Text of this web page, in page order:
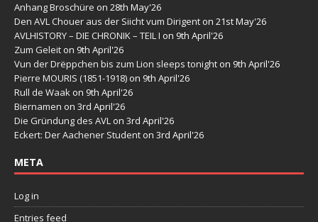
Anhang Broschüre on 28th May'26
Den AVL Chouer aus der Siicht vum Dirigent on 21st May'26
AVLHISTORY – DIE CHRONIK – TEIL I on 9th April'26
Zum Geleit on 9th April'26
Vun der Drëppchen bis zum Lion sleeps tonight on 9th April'26
Pierre MOURIS (1851-1918) on 9th April'26
Rull de Waak on 9th April'26
Biernamen on 3rd April'26
Die Gründung des AVL on 3rd April'26
Eckert: Der Aachener Student on 3rd April'26
META
Log in
Entries feed